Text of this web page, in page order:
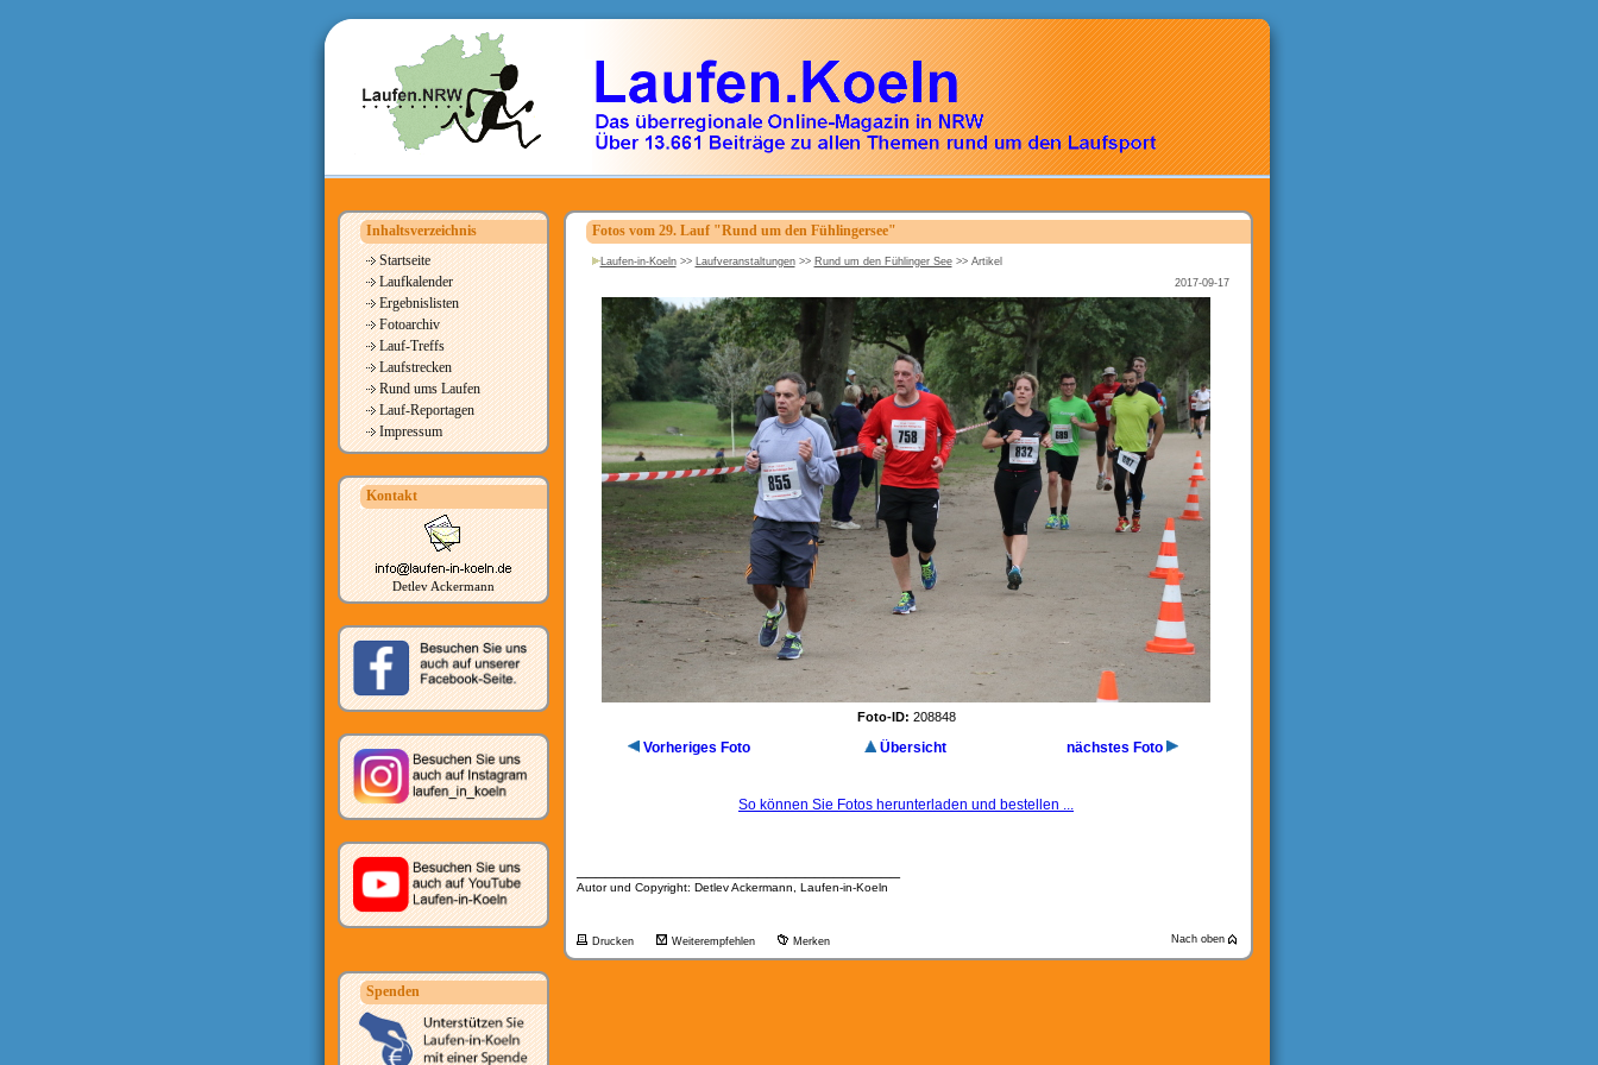
Inhaltsverzeichnis
Startseite
Laufkalender
Ergebnislisten
Fotoarchiv
Lauf-Treffs
Laufstrecken
Rund ums Laufen
Lauf-Reportagen
Impressum
Kontakt
Detlev Ackermann
Spenden
Fotos vom 29. Lauf "Rund um den Fühlingersee"
Laufen-in-Koeln>> Laufveranstaltungen>> Rund um den Fühlinger See>> Artikel
2017-09-17
Foto-ID: 208848
Vorheriges Foto Übersicht nächstes Foto
So können Sie Fotos herunterladen und bestellen ...
Autor und Copyright: Detlev Ackermann, Laufen-in-Koeln
Drucken Weiterempfehlen Merken Nach oben